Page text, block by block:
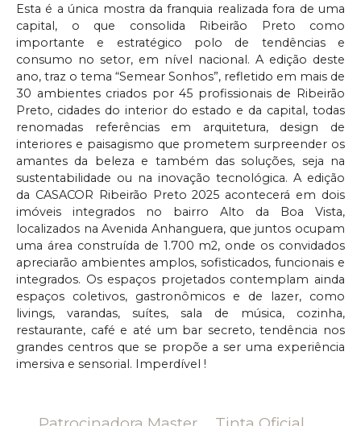
Esta é a única mostra da franquia realizada fora de uma
capital, o que consolida Ribeirão Preto como
importante e estratégico polo de tendências e
consumo no setor, em nível nacional. A edição deste
ano, traz o tema “Semear Sonhos”, refletido em mais de
30 ambientes criados por 45 profissionais de Ribeirão
Preto, cidades do interior do estado e da capital, todas
renomadas referências em arquitetura, design de
interiores e paisagismo que prometem surpreender os
amantes da beleza e também das soluções, seja na
sustentabilidade ou na inovação tecnológica. A edição
da CASACOR Ribeirão Preto 2025 acontecerá em dois
imóveis integrados no bairro Alto da Boa Vista,
localizados na Avenida Anhanguera, que juntos ocupam
uma área construída de 1.700 m2, onde os convidados
apreciarão ambientes amplos, sofisticados, funcionais e
integrados. Os espaços projetados contemplam ainda
espaços coletivos, gastronômicos e de lazer, como
livings, varandas, suítes, sala de música, cozinha,
restaurante, café e até um bar secreto, tendência nos
grandes centros que se propõe a ser uma experiência
imersiva e sensorial. Imperdível !